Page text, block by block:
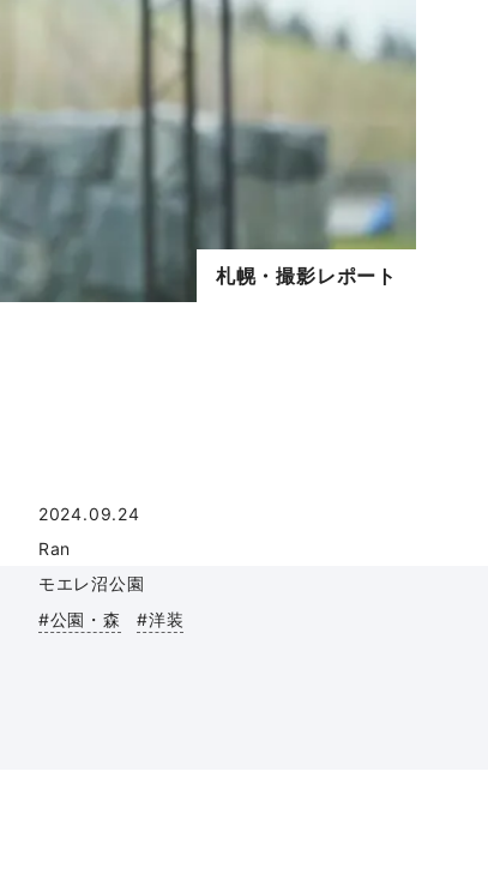
札幌・撮影レポート
2024.09.24
Ran
モエレ沼公園
#公園・森 #洋装